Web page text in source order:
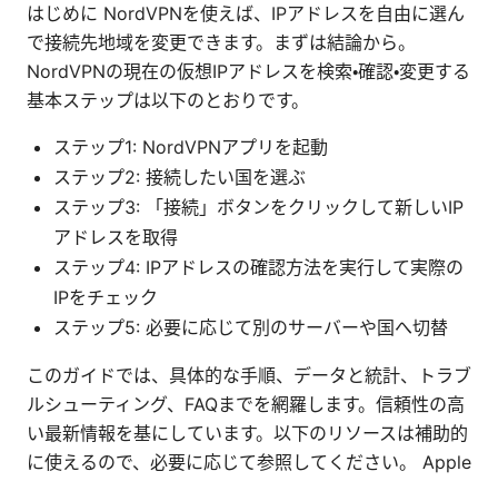
はじめに NordVPNを使えば、IPアドレスを自由に選ん
で接続先地域を変更できます。まずは結論から。
NordVPNの現在の仮想IPアドレスを検索・確認・変更する
基本ステップは以下のとおりです。
ステップ1: NordVPNアプリを起動
ステップ2: 接続したい国を選ぶ
ステップ3: 「接続」ボタンをクリックして新しいIP
アドレスを取得
ステップ4: IPアドレスの確認方法を実行して実際の
IPをチェック
ステップ5: 必要に応じて別のサーバーや国へ切替
このガイドでは、具体的な手順、データと統計、トラブ
ルシューティング、FAQまでを網羅します。信頼性の高
い最新情報を基にしています。以下のリソースは補助的
に使えるので、必要に応じて参照してください。 Apple